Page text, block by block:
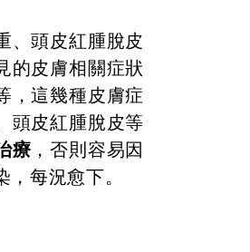
、頭皮紅腫脫皮
的皮膚相關症狀
，這幾種皮膚症
頭皮紅腫脫皮等
療 ，否則容易因
每況愈下。